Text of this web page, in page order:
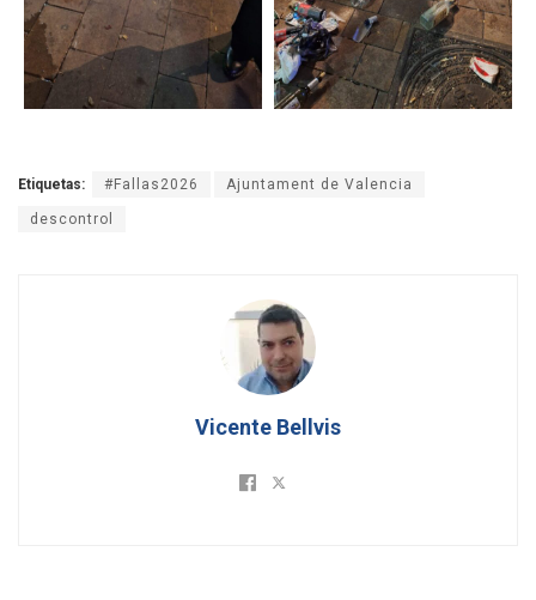
Etiquetas: #Fallas2026 Ajuntament de Valencia
descontrol
Vicente Bellvis